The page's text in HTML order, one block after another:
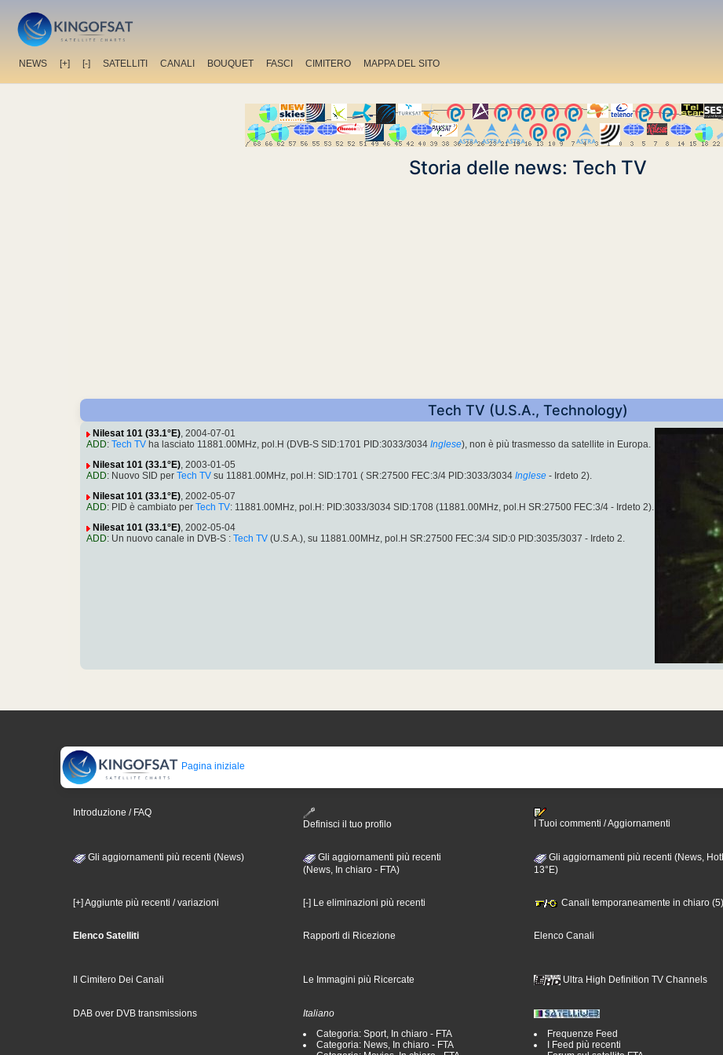
NEWS [+] [-] SATELLITI CANALI BOUQUET FASCI CIMITERO MAPPA DEL SITO
Storia delle news: Tech TV
Tech TV (U.S.A., Technology)
Nilesat 101 (33.1°E), 2004-07-01
ADD: Tech TV ha lasciato 11881.00MHz, pol.H (DVB-S SID:1701 PID:3033/3034 Inglese), non è più trasmesso da satellite in Europa.
Nilesat 101 (33.1°E), 2003-01-05
ADD: Nuovo SID per Tech TV su 11881.00MHz, pol.H: SID:1701 ( SR:27500 FEC:3/4 PID:3033/3034 Inglese - Irdeto 2).
Nilesat 101 (33.1°E), 2002-05-07
ADD: PID è cambiato per Tech TV: 11881.00MHz, pol.H: PID:3033/3034 SID:1708 (11881.00MHz, pol.H SR:27500 FEC:3/4 - Irdeto 2).
Nilesat 101 (33.1°E), 2002-05-04
ADD: Un nuovo canale in DVB-S : Tech TV (U.S.A.), su 11881.00MHz, pol.H SR:27500 FEC:3/4 SID:0 PID:3035/3037 - Irdeto 2.
Pagina iniziale
Introduzione / FAQ
Definisci il tuo profilo
I Tuoi commenti / Aggiornamenti
Gli aggiornamenti più recenti (News)
Gli aggiornamenti più recenti
(News, In chiaro - FTA)
Gli aggiornamenti più recenti (News,
13°E)
[+] Aggiunte più recenti / variazioni [-] Le eliminazioni più recenti Canali temporaneamente in chiaro (5)
Elenco Satelliti Rapporti di Ricezione Elenco Canali
Il Cimitero Dei Canali Le Immagini più Ricercate Ultra High Definition TV Channels
DAB over DVB transmissions
Italiano
Categoria: Sport, In chiaro - FTA
Categoria: News, In chiaro - FTA
Frequenze Feed
I Feed più recenti